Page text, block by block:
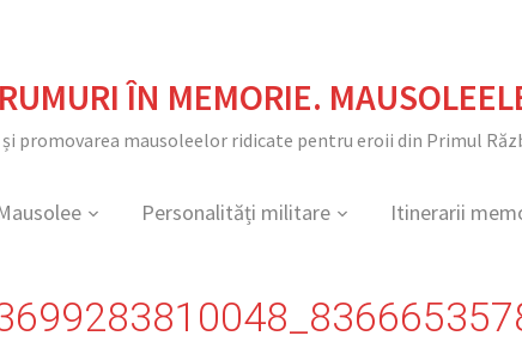
ÎN MEMORIE.
promovarea mausoleelor ridicate pentru eroii din Primul
Personalități militare Itinerarii